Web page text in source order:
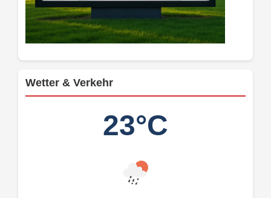
Wetter & Verkehr
23°C